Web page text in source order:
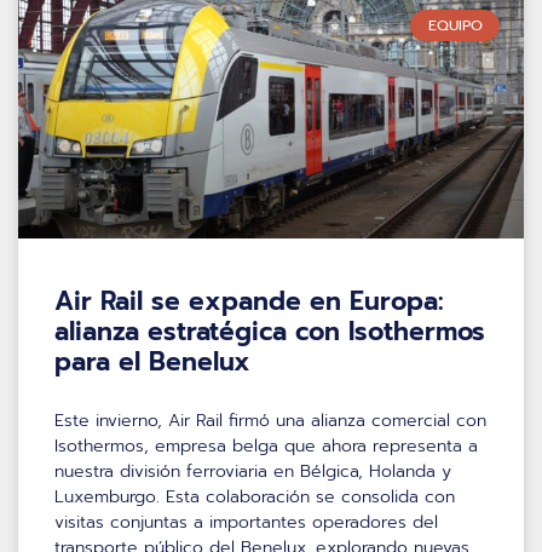
EQUIPO
Air Rail se expande en Europa:
alianza estratégica con Isothermos
para el Benelux
Este invierno, Air Rail firmó una alianza comercial con
Isothermos, empresa belga que ahora representa a
nuestra división ferroviaria en Bélgica, Holanda y
Luxemburgo. Esta colaboración se consolida con
visitas conjuntas a importantes operadores del